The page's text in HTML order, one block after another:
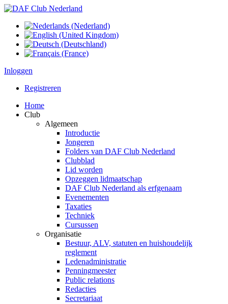
Inloggen
Registreren
Home
Club
Algemeen
Introductie
Jongeren
Folders van DAF Club Nederland
Clubblad
Lid worden
Opzeggen lidmaatschap
DAF Club Nederland als erfgenaam
Evenementen
Taxaties
Techniek
Cursussen
Organisatie
Bestuur, ALV, statuten en huishoudelijk
reglement
Ledenadministratie
Penningmeester
Public relations
Redacties
Secretariaat